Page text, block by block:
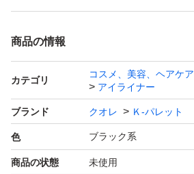
商品の情報
カテゴリ
コスメ、美容、ヘアケア
アイライナー
ブランド クオレ Ｋ-パレット
色 ブラック系
商品の状態 未使用